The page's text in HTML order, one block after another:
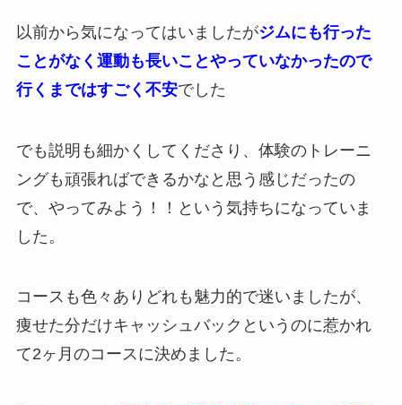
以前から気になってはいましたがジムにも行った
ことがなく運動も長いことやっていなかったので
行くまではすごく不安でした
でも説明も細かくしてくださり、体験のトレーニ
ングも頑張ればできるかなと思う感じだったの
で、やってみよう！！という気持ちになっていま
した。
コースも色々ありどれも魅力的で迷いましたが、
痩せた分だけキャッシュバックというのに惹かれ
て2ヶ月のコースに決めました。